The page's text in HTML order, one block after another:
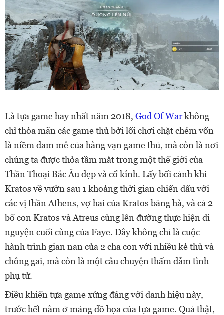
Là tựa game hay nhất năm 2018, God Of Warkhông
chỉ thỏa mãn các game thủ bởi lối chơi chặt chém vốn
là niềm đam mê của hàng vạn game thủ, mà còn là nơi
chúng ta được thỏa tầm mắt trong một thế giới của
Thần Thoại Bắc Âu đẹp và cổ kính. Lấy bối cảnh khi
Kratos về vườn sau 1 khoảng thời gian chiến dấu với
các vị thần Athens, vợ hai của Kratos băng hà, và cả 2
bố con Kratos và Atreus cùng lên đường thực hiện di
nguyện cuối cùng của Faye. Đây không chỉ là cuộc
hành trình gian nan của 2 cha con với nhiều kẻ thù và
chông gai, mà còn là một câu chuyện thấm đẫm tình
phụ tử.
Điều khiến tựa game xứng đáng với danh hiệu này,
trước hết nằm ở mảng đồ họa của tựa game. Quả thật,